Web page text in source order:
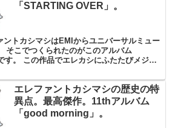
「STARTING OVER」。
ントカシマシはEMIからユニバーサルミュー
そこでつくられたのがこのアルバム
す。 この作品でエレカシにふたたびメジャ
エレファントカシマシの歴史の特
異点。最高傑作。11thアルバム
「good morning」。